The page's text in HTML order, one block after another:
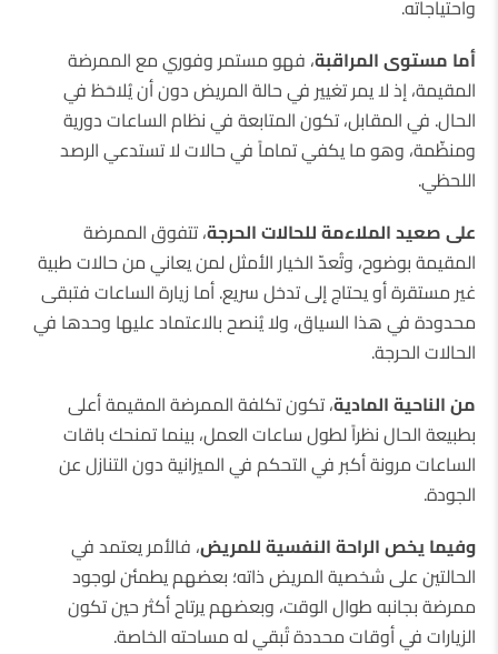
واحتياجاته.
أما مستوىالمراقبة، فهو مستمر وفوري مع الممرضة
المقيمة، إذ لا يمر تغيير في حالة المريض دون أن يُلاحَظ في
الحال. في المقابل، تكون المتابعة في نظام الساعات دورية
ومنظّمة، وهو ما يكفي تماماً في حالات لا تستدعي الرصد
اللحظي.
علىصعيدالملاءمةللحالاتالحرجة، تتفوق الممرضة
المقيمة بوضوح، وتُعدّ الخيار الأمثل لمن يعاني من حالات طبية
غير مستقرة أو يحتاج إلى تدخل سريع. أما زيارة الساعات فتبقى
محدودة في هذا السياق، ولا يُنصح بالاعتماد عليها وحدها في
الحالات الحرجة.
منالناحيةالمادية، تكون تكلفة الممرضة المقيمة أعلى
بطبيعة الحال نظراً لطول ساعات العمل، بينما تمنحك باقات
الساعات مرونة أكبر في التحكم في الميزانية دون التنازل عن
الجودة.
وفيمايخصالراحةالنفسيةللمريض، فالأمر يعتمد في
الحالتين على شخصية المريض ذاته؛ بعضهم يطمئن لوجود
ممرضة بجانبه طوال الوقت، وبعضهم يرتاح أكثر حين تكون
الزيارات في أوقات محددة تُبقي له مساحته الخاصة.